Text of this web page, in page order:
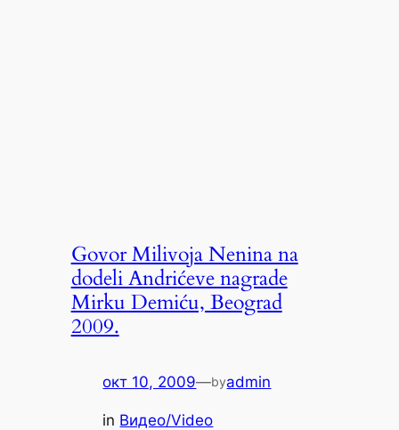
Govor Milivoja Nenina na
dodeli Andrićeve nagrade
Mirku Demiću, Beograd
2009.
окт 10, 2009—byadmin
in Видео/Video